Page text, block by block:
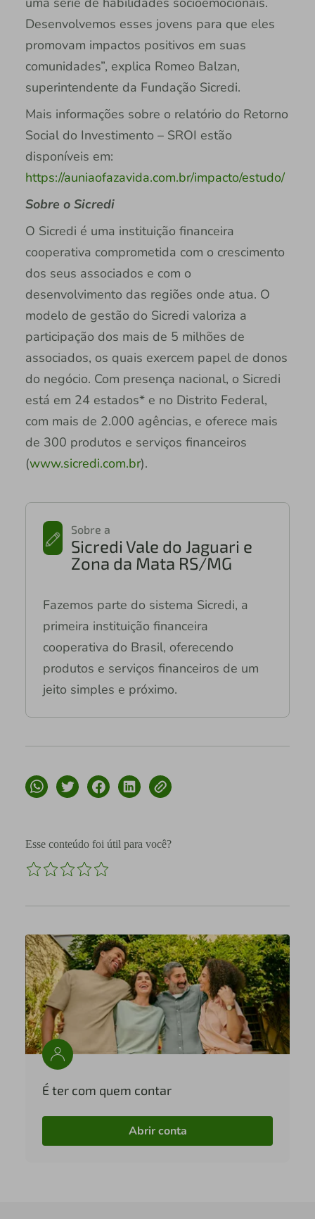
Desenvolvemos esses jovens para que eles
promovam impactos positivos em suas
comunidades”, explica Romeo Balzan,
superintendente da Fundação Sicredi.
Mais informações sobre o relatório do Retorno
Social do Investimento – SROI estão
disponíveis em:
https://auniaofazavida.com.br/impacto/estudo/
Sobre o Sicredi
O Sicredi é uma instituição financeira
cooperativa comprometida com o crescimento
dos seus associados e com o
desenvolvimento das regiões onde atua. O
modelo de gestão do Sicredi valoriza a
participação dos mais de 5 milhões de
associados, os quais exercem papel de donos
do negócio. Com presença nacional, o Sicredi
está em 24 estados* e no Distrito Federal,
com mais de 2.000 agências, e oferece mais
de 300 produtos e serviços financeiros
(www.sicredi.com.br).
Sobre a
Sicredi Vale do Jaguari e
Zona da Mata RS/MG
Fazemos parte do sistema Sicredi, a
primeira instituição financeira
cooperativa do Brasil, oferecendo
produtos e serviços financeiros de um
jeito simples e próximo.
Esse conteúdo foi útil para você?
É ter com quem contar
Abrir conta